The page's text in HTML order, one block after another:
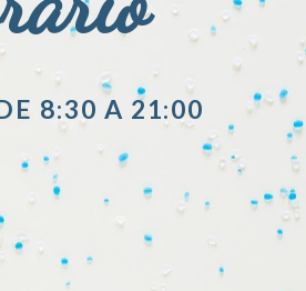
8:30 A 21:00